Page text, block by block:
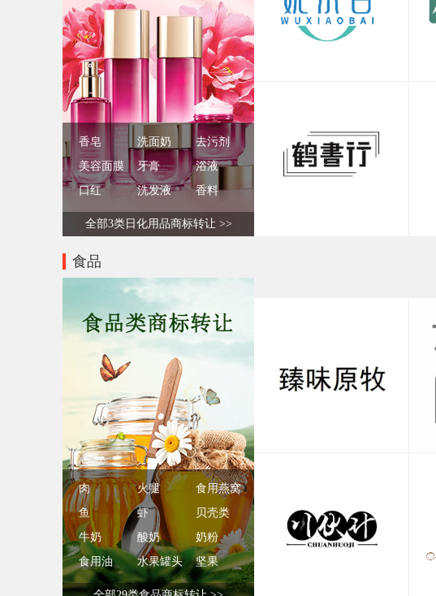
香皂 洗面奶
去污剂
美容面膜
牙膏
浴液
口红
洗发液 香料
全部3类日化用品商标转让 >>
食品
肉 火腿
食用燕窝
鱼
虾
贝壳类
牛奶
酸奶
奶粉
食用油
水果罐头 坚果